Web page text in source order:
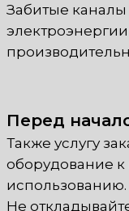
Забитые
Перед
Также услугу
оборудование
использованию.
Не